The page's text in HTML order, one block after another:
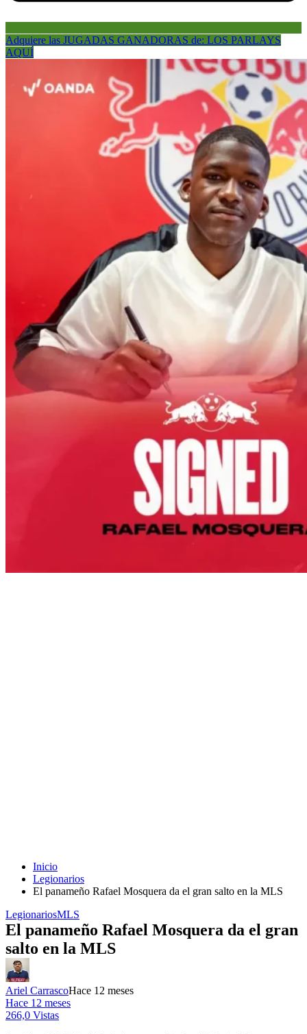
Adquiere las JUGADAS GANADORAS de: LOS PARLAYS
AQUÍ
Inicio
Legionarios
El panameño Rafael Mosquera da el gran salto en la MLS
LegionariosMLS
El panameño Rafael Mosquera da el gran
salto en la MLS
Ariel CarrascoHace 12 meses
Hace 12 meses
266,0 Vistas